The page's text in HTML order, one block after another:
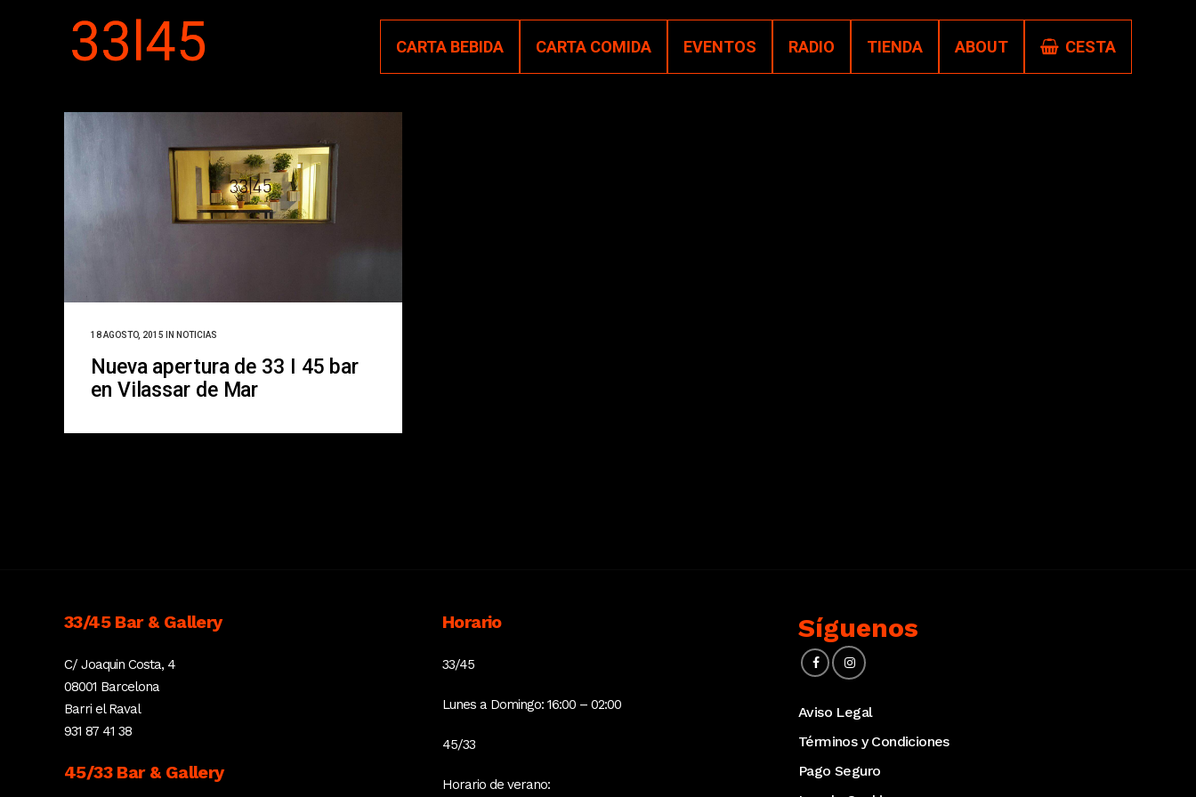
CARTA BEBIDA CARTA COMIDA EVENTOS RADIO TIENDA ABOUT CESTA
18 AGOSTO, 2015 IN NOTICIAS
Nueva apertura de 33 I 45 bar
en Vilassar de Mar
33/45 Bar & Gallery
C/ Joaquin Costa, 4
08001 Barcelona
Barri el Raval
931 87 41 38
45/33 Bar & Gallery
Horario
33/45
Lunes a Domingo: 16:00 – 02:00
45/33
Horario de verano:
Síguenos
Aviso Legal
Términos y Condiciones
Pago Seguro